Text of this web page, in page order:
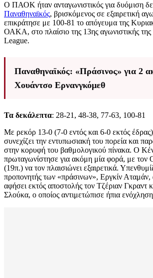
Ο ΠΑΟΚ ήταν ανταγωνιστικός για δυόμιση
Παναθηναϊκός, βρισκόμενος σε εξαιρετική
επικράτησε με 100-81 το απόγευμα της
ΟΑΚΑ, στο πλαίσιο της 13ης αγωνιστικής
League.
Παναθηναϊκός: «Πράσινος» για 2
Χουάντσο Ερνανγκόμεθ
Τα δεκάλεπτα: 28-21, 48-38, 77-63, 100-81
Με ρεκόρ 13-0 (7-0 εντός και 6-0 εκτός
συνεχίζει την εντυπωσιακή του πορεία και
στην κορυφή του βαθμολογικού πίνακα. Ο
πρωταγωνίστησε για ακόμη μία φορά, με τον
(19π.) να τον πλαισιώνει εξαιρετικά.
προπονητής των «πράσινων», Εργκίν Αταμάν,
αφήσει εκτός αποστολής τον Τζέριαν Γκραντ
Σλούκα, ο οποίος αντιμετώπισε ήπια